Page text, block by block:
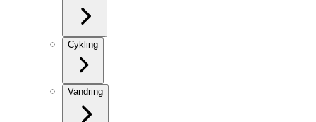
Cykling
Vandring